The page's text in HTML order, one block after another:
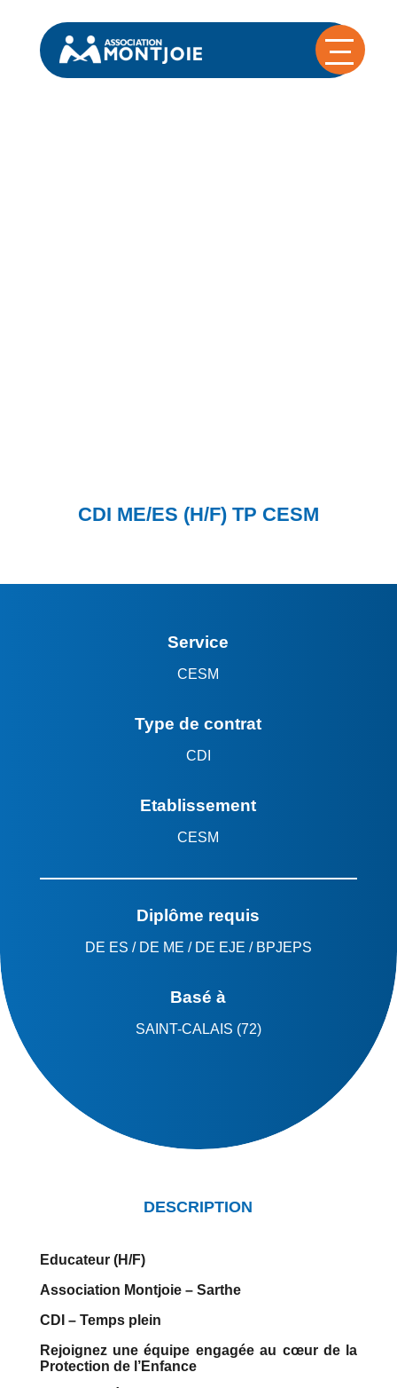
CDI ME/ES (H/F) TP CESM
Service
CESM
Type de contrat
CDI
Etablissement
CESM
Diplôme requis
DE ES / DE ME / DE EJE / BPJEPS
Basé à
SAINT-CALAIS (72)
DESCRIPTION
Educateur (H/F)
Association Montjoie – Sarthe
CDI – Temps plein
Rejoignez une équipe engagée au cœur de la
Protection de l’Enfance